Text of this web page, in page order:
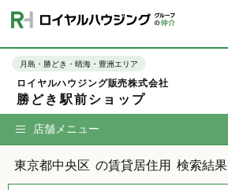
月島・勝どき・晴海・豊洲エリア
ロイヤルハウジング販売株式会社
勝どき駅前ショップ
店舗メニュー
東京都中央区 の賃貸居住用 検索結果
ロイヤルハウジンググループトップへ
買いたい
売りたい
借りたい
貸したい